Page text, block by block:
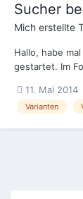
Sucher
Mich erstellte
Hallo, habe
gestartet. Im
Kameras zu
haben Eurer
11. Mai 2014
Varianten